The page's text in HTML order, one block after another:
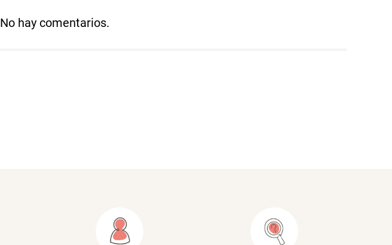
No hay comentarios.